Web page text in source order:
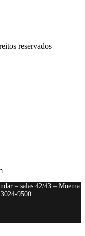
reservados
– salas 42/43 – Moema
9500